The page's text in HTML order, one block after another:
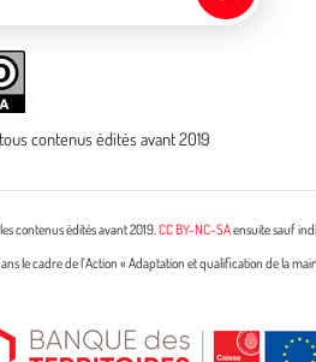
contenus édités avant 2019
contenus édités avant 2019. CC BY-NC-SAensuite sauf
le cadre de l’Action « Adaptation et qualification de la